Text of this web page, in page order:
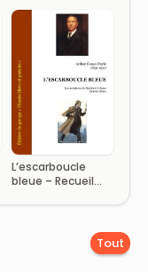
Holmes
L’escarboucle
bleue – Recueil
Tout